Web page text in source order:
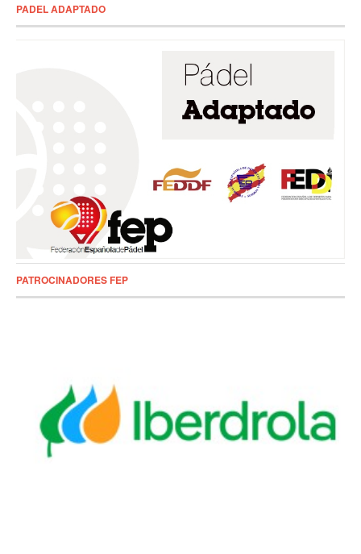
PADEL ADAPTADO
PATROCINADORES FEP